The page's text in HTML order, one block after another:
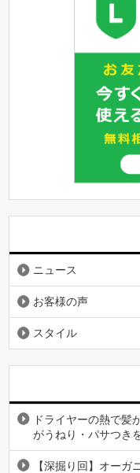
ニュース
お客様の声
スタイル
ドライヤーの熱で髪
がうねり・パサつき
【深掘り回】オー